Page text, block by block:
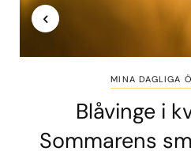
MINA DAGLIGA
Blåvinge i
Sommarens